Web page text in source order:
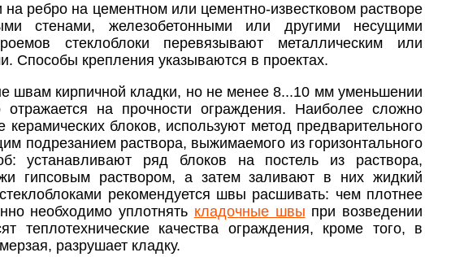
ребро на цементном или цементно-известковом растворе
стенами, железобетонными или другими несущими
стеклоблоки перевязывают металлическим или
Способы крепления указываются в проектах.
кирпичной кладки, но не менее 8...10 мм уменьшении
на прочности ограждения. Наиболее сложно
блоков, используют метод предварительного
подрезанием раствора, выжимаемого из горизонтального
устанавливают ряд блоков на постель из раствора,
гипсовым раствором, а затем заливают в них жидкий
рекомендуется швы расшивать: чем плотнее
необходимо уплотнять кладочные швы при возведении
теплотехнические качества ограждения, кроме того, в
разрушает кладку.